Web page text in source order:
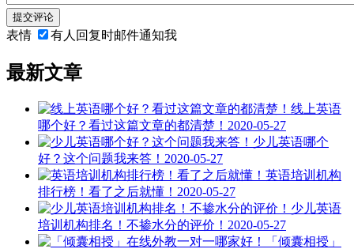
提交评论
表情 有人回复时邮件通知我
最新文章
线上英语
哪个好？看过这篇文章的都清楚！ 2020-05-27
少儿英语哪个
好？这个问题我来答！ 2020-05-27
英语培训机构
排行榜！看了之后就懂！ 2020-05-27
少儿英语
培训机构排名！不掺水分的评价！ 2020-05-27
「倾囊相授」